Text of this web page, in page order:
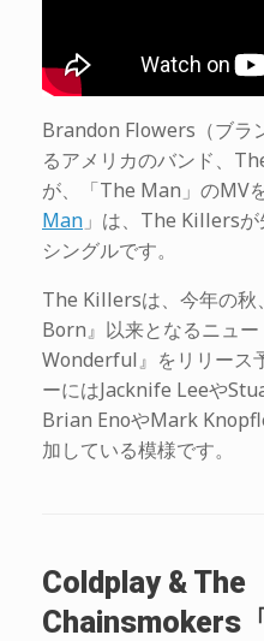
Brandon Flowers（ブラ
るアメリカのバンド、
が、「The Man」のMV
Man 」は、The Killersが
シングルです。
The Killersは、今年の
Born』以来となるニュ
Wonderful』をリリース
ーにはJacknife Leeや
Brian EnoやMark
加している模様です。
Coldplay & The
Chainsmokers